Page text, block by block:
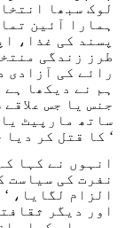
لوک سبھا
ہمارا آئین
پسند کی غذا،
طرز زندگی
رائے کی آزادی
ہم نے دیکھا
جنس یا جس
ساتھ مارپیٹ
کا قتل کر دیا جاتا ہے۔ ‘
انہوں نے کہا
نفرت کی سیاست
الزام لگایا،
اور دیگر